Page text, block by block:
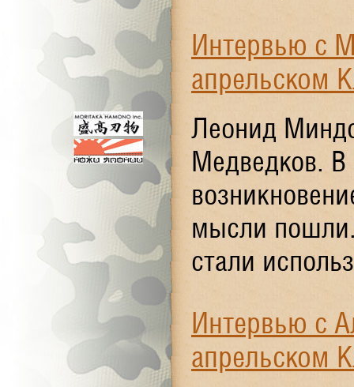
Интервью с
апрельском
Леонид
Медведков.
мысли
стали
Интервью с
апрельском